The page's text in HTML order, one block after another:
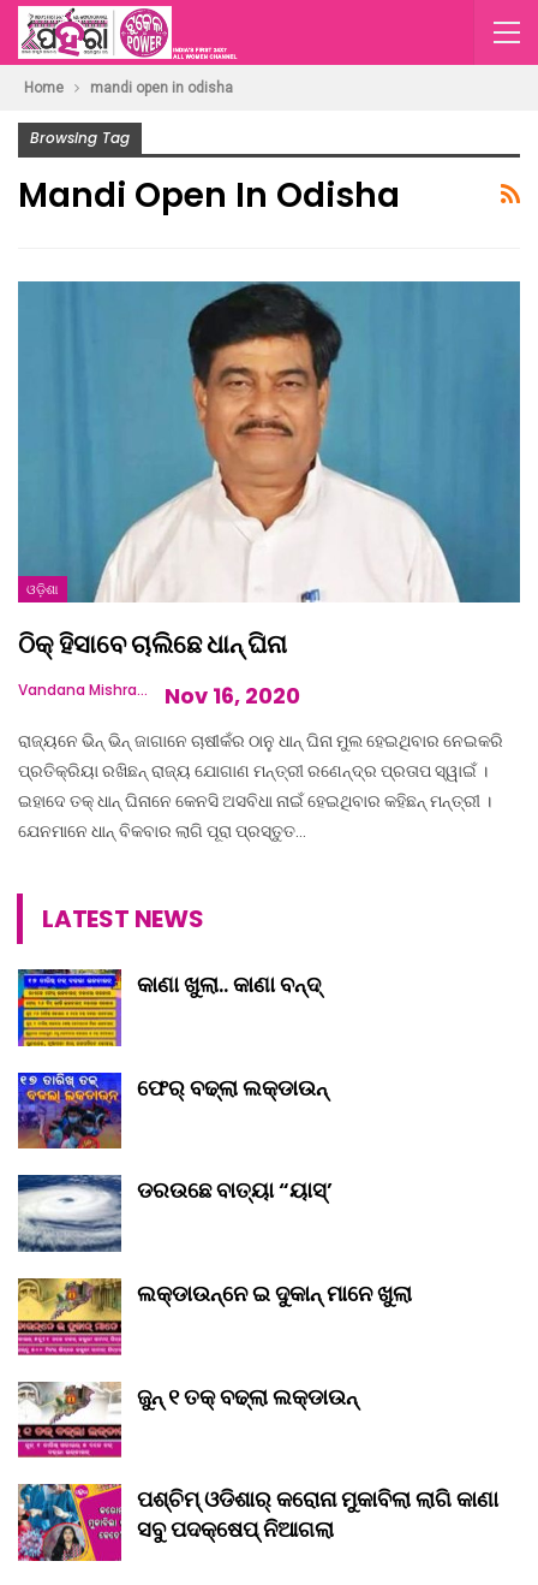
Home mandi open in odisha
Browsing Tag
Mandi Open In Odisha
ଓଡ଼ିଶା
ଠିକ୍ ହିସାବେ ଚାଲିଛେ ଧାନ୍ ଘିନା
Vandana Mishra Nov 16, 2020
ରାଜ୍ୟନେ ଭିନ୍ ଭିନ୍ ଜାଗାନେ ଚାଷୀକଁର ଠାନୁ ଧାନ୍ ଘିନା ମୁଲ ହେଇଥିବାର ନେଇକରି
ପ୍ରତିକ୍ରିୟା ରଖିଛନ୍ ରାଜ୍ୟ ଯୋଗାଣ ମନ୍ତ୍ରୀ ରଣେନ୍ଦ୍ର ପ୍ରତାପ ସ୍ୱାଇଁ ।
ଇହାଦେ ତକ୍ ଧାନ୍ ଘିନାନେ କେନସି ଅସବିଧା ନାଇଁ ହେଇଥିବାର କହିଛନ୍ ମନ୍ତ୍ରୀ ।
ଯେନମାନେ ଧାନ୍ ବିକବାର ଲାଗି ପୂରା ପ୍ରସ୍ତୁତ…
LATEST NEWS
କାଣା ଖୁଲା.. କାଣା ବନ୍ଦ୍‌
ଫେର୍ ବଢ୍‌ଲା ଲକ୍‌ଡାଉନ୍‌
ଡରଉଛେ ବାତ୍ୟା “ୟାସ୍‌’
ଲକ୍‌ଡାଉନ୍‌ନେ ଇ ଦୁକାନ୍ ମାନେ ଖୁଲା
ଜୁନ୍ ୧ ତକ୍ ବଢ୍‌ଲା ଲକ୍‌ଡାଉନ୍‌
ପଶ୍ଚିମ୍ ଓଡିଶାର୍ କରୋନା ମୁକାବିଲା ଲାଗି କାଣା
ସବୁ ପଦକ୍ଷେପ୍ ନିଆଗଲା